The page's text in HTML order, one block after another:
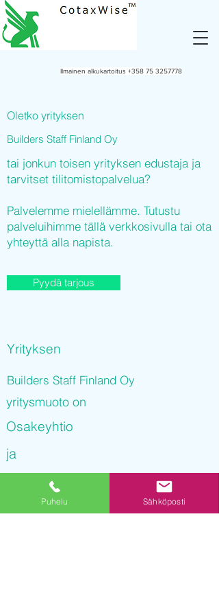
Ilmainen alkukartoitus +358 75 3257778
Oletko yrityksen
Builders Staff Finland Oy
tai jonkun toisen yrityksen edustaja ja
tarvitset tilitomistopalvelua?
Palvelemme mielellämme. Tutustu
palveluihimme tällä verkkosivulla tai ota
yhteyttä alla napista.
Pyydä tarjous
Yrityksen
Builders Staff Finland Oy
yritysmuoto on
Osakeyhtio
ja
Builders Staff Finland Oy
on rekisteröity kaupparekisteriin
Puhelu Sähköposti